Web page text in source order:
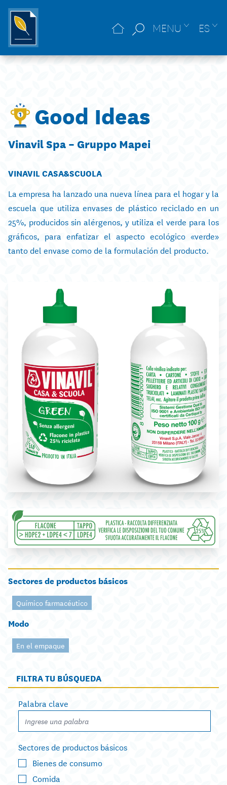
MENU ES
Good Ideas
Vinavil Spa – Gruppo Mapei
VINAVIL CASA&SCUOLA
La empresa ha lanzado una nueva línea para el hogar y la
escuela que utiliza envases de plástico reciclado en un
25%, producidos sin alérgenos, y utiliza el verde para los
gráficos, para enfatizar el aspecto ecológico «verde»
tanto del envase como de la formulación del producto.
Sectores de productos básicos
Químico farmacéutico
Modo
En el empaque
FILTRA TU BÚSQUEDA
Palabra clave
Sectores de productos básicos
Bienes de consumo
Comida